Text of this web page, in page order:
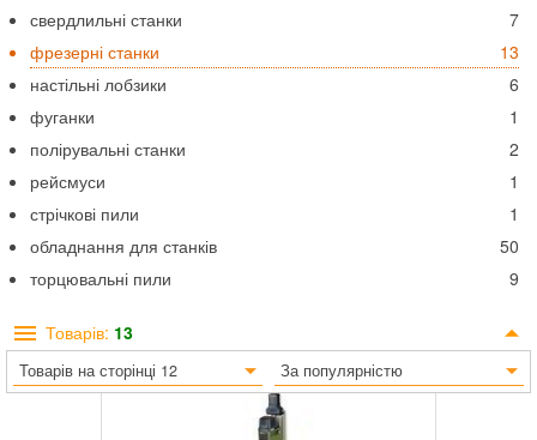
7
свердлильні станки
13
фрезерні станки
6
настільні лобзики
1
фуганки
2
полірувальні станки
1
рейсмуси
1
стрічкові пили
50
обладнання для станків
9
торцювальні пили
Товарів: 13
Товарів на сторінці 12 За популярністю